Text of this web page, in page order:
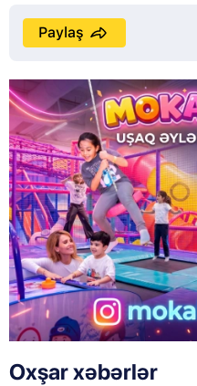
Paylaş
Oxşar xəbərlər